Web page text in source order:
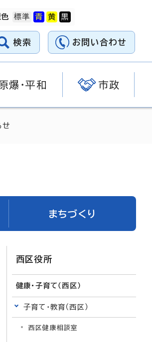
検索 お問い合わせ
爆・平和 市政
せ
まちづくり
西区役所
健康・子育て（西区）
子育て・教育（西区）
西区健康相談室